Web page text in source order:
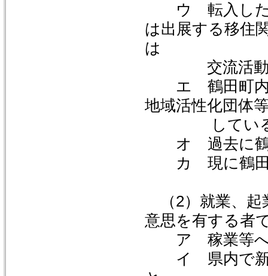
ウ 転入した日
は出展する移住
は
交流活動を
エ 鶴田町内を
地域活性化団体
している
オ 過去に鶴田
カ 現に鶴田
（2）就業、起
意思を有する者
ア 稼業等へ
イ 県内で新規